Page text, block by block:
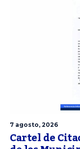
7 agosto, 2026
Cartel de